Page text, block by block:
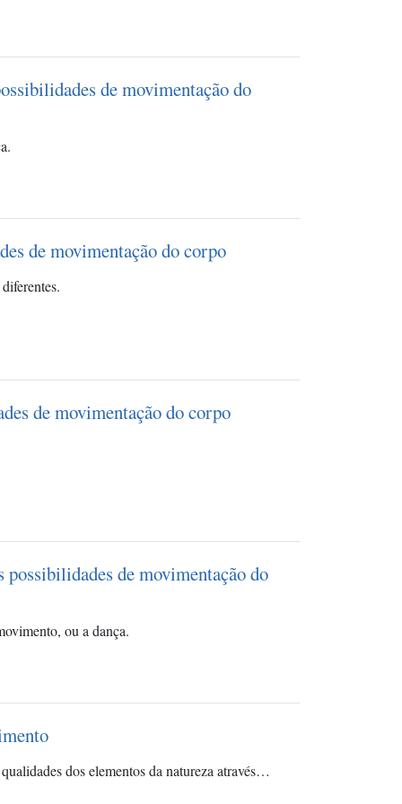
de movimentação do
de movimentação do corpo
de movimentação do corpo
de movimentação do
ou a dança.
dos elementos da natureza através…